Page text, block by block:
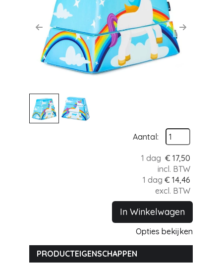
Previous Next
Aantal:
1 dag € 17,50
incl. BTW
1 dag € 14,46
excl. BTW
In Winkelwagen
Opties bekijken
PRODUCTEIGENSCHAPPEN